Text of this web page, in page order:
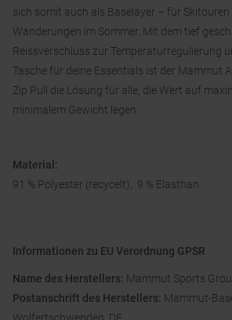
sich somit auch als Baselayer – für
Wanderungen im Sommer. Mit dem tief
Reissverschluss zur Temperaturregulierung
Tasche für deine Essentials ist der Mammut
Zip Pull die Lösung für alle, die Wert auf
minimalem Gewicht legen.
Material:
91 % Polyester (recycelt), 9 % Elasthan
Informationen zu EU Verordnung GPSR
Name des Herstellers: Mammut Sports
Postanschrift des Herstellers: Mammut-